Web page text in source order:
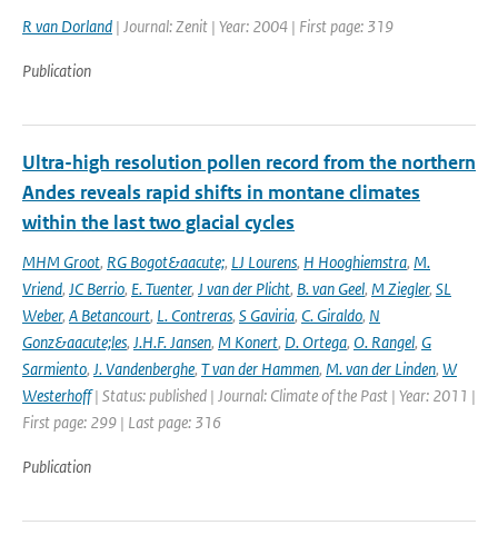
R van Dorland | Journal: Zenit | Year: 2004 | First page: 319
Publication
Ultra-high resolution pollen record from the northern
Andes reveals rapid shifts in montane climates
within the last two glacial cycles
MHM Groot, RG Bogot&aacute;, LJ Lourens, H Hooghiemstra, M.
Vriend, JC Berrio, E. Tuenter, J van der Plicht, B. van Geel, M Ziegler, SL
Weber, A Betancourt, L. Contreras, S Gaviria, C. Giraldo, N
Gonz&aacute;les, J.H.F. Jansen, M Konert, D. Ortega, O. Rangel, G
Sarmiento, J. Vandenberghe, T van der Hammen, M. van der Linden, W
Westerhoff| Status: published | Journal: Climate of the Past | Year: 2011 |
First page: 299 | Last page: 316
Publication